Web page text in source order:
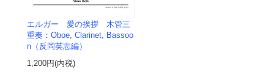
エルガー 愛の挨拶 木管三
重奏：Oboe, Clarinet, Bassoo
n（反岡英志編）
1,200円(内税)